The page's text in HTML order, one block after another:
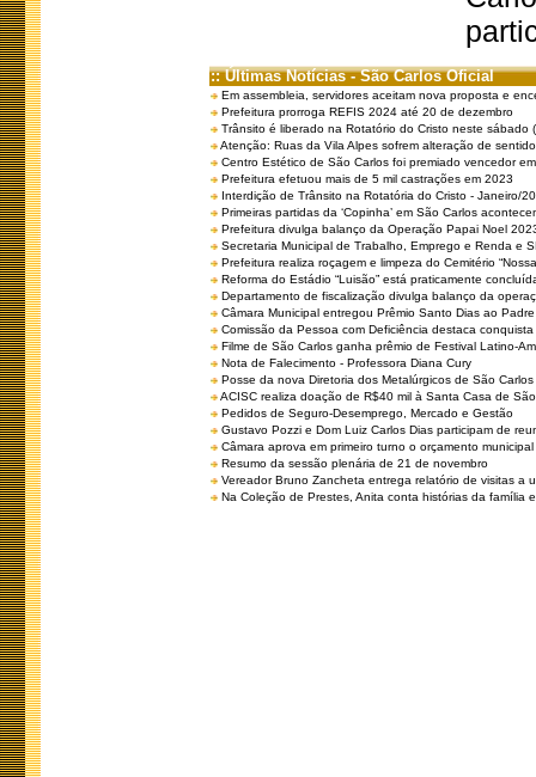
:: Últimas Notícias - São Carlos Oficial
Em assembleia, servidores aceitam nova proposta e
Prefeitura prorroga REFIS 2024 até 20 de dezembro
Trânsito é liberado na Rotatório do Cristo neste sábado
Atenção: Ruas da Vila Alpes sofrem alteração de
Centro Estético de São Carlos foi premiado vencedor
Prefeitura efetuou mais de 5 mil castrações em 2023
Interdição de Trânsito na Rotatória do Cristo - Janeiro/
Primeiras partidas da ‘Copinha’ em São Carlos
Prefeitura divulga balanço da Operação Papai Noel
Secretaria Municipal de Trabalho, Emprego e Renda e
Prefeitura realiza roçagem e limpeza do Cemitério
Reforma do Estádio “Luisão” está praticamente
Departamento de fiscalização divulga balanço da
Câmara Municipal entregou Prêmio Santo Dias ao
Comissão da Pessoa com Deficiência destaca
Filme de São Carlos ganha prêmio de Festival Latino-
Nota de Falecimento - Professora Diana Cury
Posse da nova Diretoria dos Metalúrgicos de São
ACISC realiza doação de R$40 mil à Santa Casa de
Pedidos de Seguro-Desemprego, Mercado e Gestão
Gustavo Pozzi e Dom Luiz Carlos Dias participam de
Câmara aprova em primeiro turno o orçamento
Resumo da sessão plenária de 21 de novembro
Vereador Bruno Zancheta entrega relatório de visitas a
Na Coleção de Prestes, Anita conta histórias da família